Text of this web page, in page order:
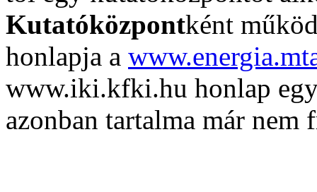
Kutatóközpontként
honlapja a
www.iki.kfki.hu honlap
azonban tartalma már nem